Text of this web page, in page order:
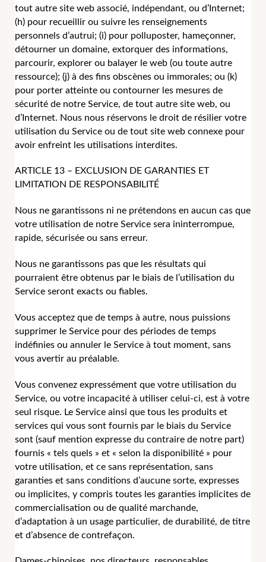
tout autre site web associé, indépendant, ou d’Internet;
(h) pour recueillir ou suivre les renseignements
personnels d’autrui; (i) pour polluposter, hameçonner,
détourner un domaine, extorquer des informations,
parcourir, explorer ou balayer le web (ou toute autre
ressource); (j) à des fins obscènes ou immorales; ou (k)
pour porter atteinte ou contourner les mesures de
sécurité de notre Service, de tout autre site web, ou
d’Internet. Nous nous réservons le droit de résilier votre
utilisation du Service ou de tout site web connexe pour
avoir enfreint les utilisations interdites.
ARTICLE 13 – EXCLUSION DE GARANTIES ET
LIMITATION DE RESPONSABILITÉ
Nous ne garantissons ni ne prétendons en aucun cas que
votre utilisation de notre Service sera ininterrompue,
rapide, sécurisée ou sans erreur.
Nous ne garantissons pas que les résultats qui
pourraient être obtenus par le biais de l’utilisation du
Service seront exacts ou fiables.
Vous acceptez que de temps à autre, nous puissions
supprimer le Service pour des périodes de temps
indéfinies ou annuler le Service à tout moment, sans
vous avertir au préalable.
Vous convenez expressément que votre utilisation du
Service, ou votre incapacité à utiliser celui-ci, est à votre
seul risque. Le Service ainsi que tous les produits et
services qui vous sont fournis par le biais du Service
sont (sauf mention expresse du contraire de notre part)
fournis « tels quels » et « selon la disponibilité » pour
votre utilisation, et ce sans représentation, sans
garanties et sans conditions d’aucune sorte, expresses
ou implicites, y compris toutes les garanties implicites de
commercialisation ou de qualité marchande,
d’adaptation à un usage particulier, de durabilité, de titre
et d’absence de contrefaçon.